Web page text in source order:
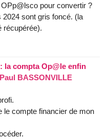
pour convertir ?
sont gris foncé. (la
récupérée).
la compta Op@le enfin
Paul BASSONVILLE
le compte financier de mon